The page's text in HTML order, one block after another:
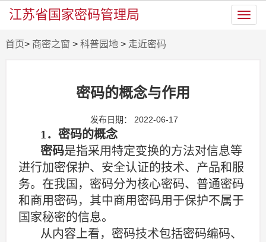
江苏省国家密码管理局
首页> 商密之窗 > 科普园地 > 走近密码
密码的概念与作用
发布日期： 2022-06-17
1 ．密码的概念
密码是指采用特定变换的方法对信息等
进行加密保护、安全认证的技术、产品和服
务。在我国，密码分为核心密码、普通密码
和商用密码，其中商用密码用于保护不属于
国家秘密的信息。
从内容上看，密码技术包括密码编码、